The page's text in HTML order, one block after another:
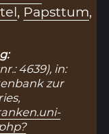
, Papsttum,
4639), in:
zur